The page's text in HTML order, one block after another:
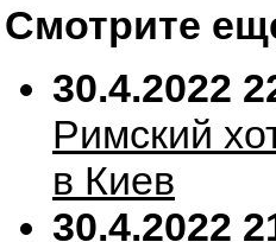
Смотрите
30.4.2022
Римский
в Киев
30.4.2022